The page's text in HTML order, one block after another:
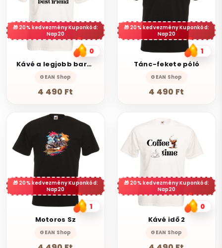
20% kedvezmény Kuponkód:
Nap20
0
Kávé a legjobb barátom
GEAN Shop
4 490 Ft
20% kedvezmény Kuponkód:
Nap20
1
Tánc-fekete póló
GEAN Shop
4 490 Ft
20% kedvezmény Kuponkód:
Nap20
1
Motoros Sz
GEAN Shop
20% kedvezmény Kuponkód:
Nap20
0
Kávé idő 2
GEAN Shop